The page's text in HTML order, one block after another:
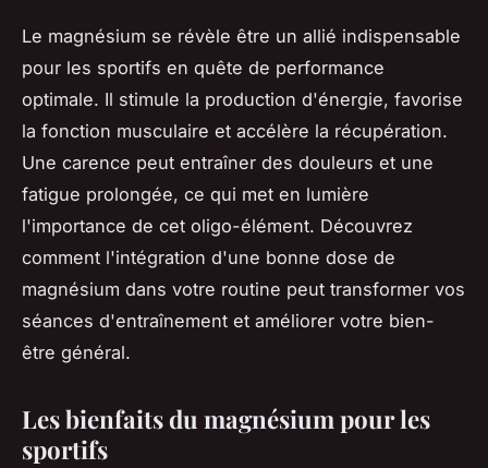
Le magnésium se révèle être un allié indispensable
pour les sportifs en quête de performance
optimale. Il stimule la production d'énergie, favorise
la fonction musculaire et accélère la récupération.
Une carence peut entraîner des douleurs et une
fatigue prolongée, ce qui met en lumière
l'importance de cet oligo-élément. Découvrez
comment l'intégration d'une bonne dose de
magnésium dans votre routine peut transformer vos
séances d'entraînement et améliorer votre bien-
être général.
Les bienfaits du magnésium pour les
sportifs